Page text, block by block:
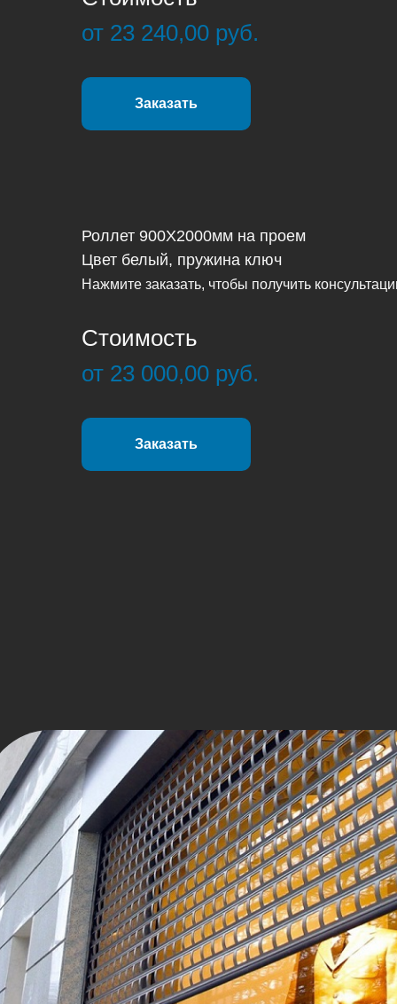
от 23 240,00 руб.
Заказать
Роллет 900Х2000мм на проем
Цвет белый, пружина ключ
Нажмите заказать, чтобы получить
Стоимость
от 23 000,00 руб.
Заказать